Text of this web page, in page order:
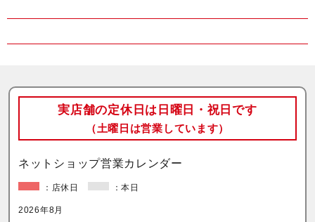
実店舗の定休日は日曜日・祝日です
（土曜日は営業しています）
ネットショップ営業カレンダー
：店休日 ：本日
2026年8月